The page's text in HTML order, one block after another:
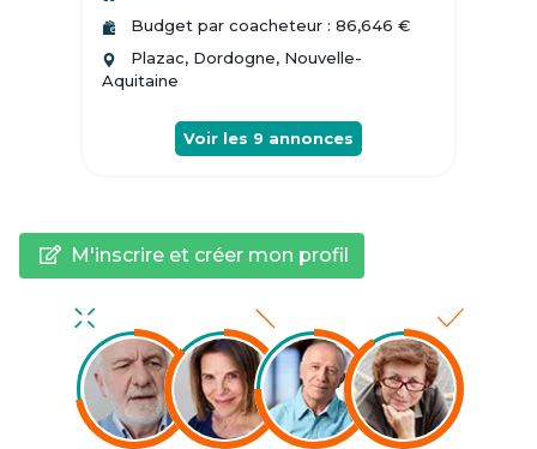
Budget par coacheteur : 86,646 €
Plazac, Dordogne, Nouvelle-
Aquitaine
Voir les 9 annonces
M'inscrire et créer mon profil